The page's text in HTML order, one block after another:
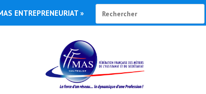
ENTREPRENEURIAT »